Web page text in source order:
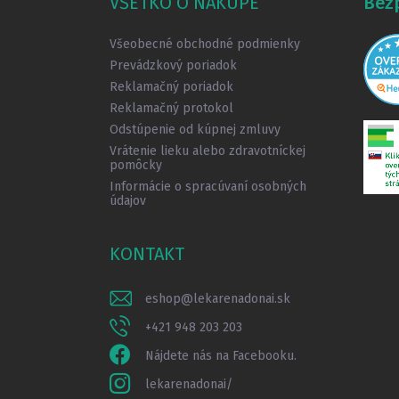
Všeobecné obchodné podmienky
Prevádzkový poriadok
Reklamačný poriadok
Reklamačný protokol
Odstúpenie od kúpnej zmluvy
Vrátenie lieku alebo zdravotníckej
pomôcky
Informácie o spracúvaní osobných
údajov
KONTAKT
eshop@lekarenadonai.sk
+421 948 203 203
Nájdete nás na Facebooku.
lekarenadonai/